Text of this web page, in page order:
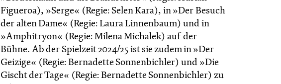
Figueroa), »Serge« (Regie: Selen Kara), in »Der Besuch
der alten Dame« (Regie: Laura Linnenbaum) und in
»Amphitryon« (Regie: Milena Michalek) auf der
Bühne. Ab der Spielzeit 2024/25 ist sie zudem in »Der
Geizige« (Regie: Bernadette Sonnenbichler) und »Die
Gischt der Tage« (Regie: Bernadette Sonnen­bichler) zu